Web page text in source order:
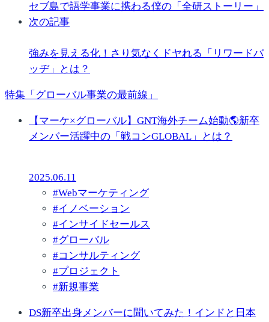
セブ島で語学事業に携わる僕の「全研ストーリー」
次の記事
強みを見える化！さり気なくドヤれる「リワードバ
ッヂ」とは？
特集「グローバル事業の最前線」
【マーケ×グローバル】GNT海外チーム始動🌎新卒
メンバー活躍中の「戦コンGLOBAL」とは？
2025.06.11
#Webマーケティング
#イノベーション
#インサイドセールス
#グローバル
#コンサルティング
#プロジェクト
#新規事業
DS新卒出身メンバーに聞いてみた！インドと日本